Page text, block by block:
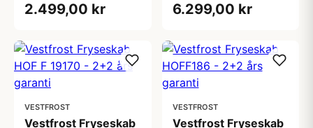
2.499,00 kr 6.299,00 kr
VESTFROST
Vestfrost Fryseskab
VESTFROST
Vestfrost Fryseskab